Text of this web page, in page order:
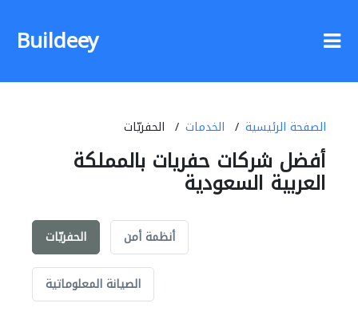
Buildeey
الصفحة الرئيسية الخدمات الحفريّات
أفضل شركات حفريات بالمملكة
العربية السعودية
الحفريّات أنظمة أمن
الصيانة المعلوماتية